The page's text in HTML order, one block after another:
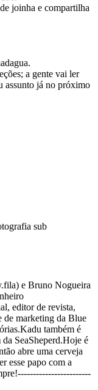
joinha e compartilha
a gente vai ler
assunto já no próximo
sub
e Bruno Nogueira
editor de revista,
marketing da Blue
também é
SeaSheperd.Hoje é
abre uma cerveja
esse papo com a